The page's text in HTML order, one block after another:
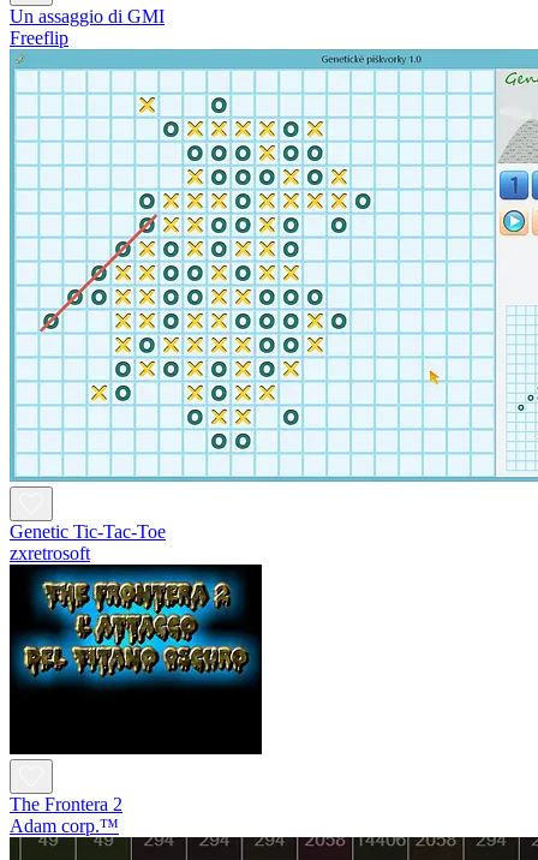
Un assaggio di GMI
Freeflip
Genetic Tic-Tac-Toe
zxretrosoft
The Frontera 2
Adam corp.™